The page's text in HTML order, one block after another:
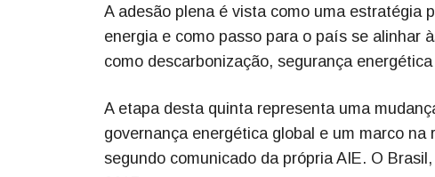
A adesão plena é vista como uma estratégia
energia e como passo para o país se alinhar
como descarbonização, segurança
A etapa desta quinta representa uma
governança energética global e um marco
segundo comunicado da própria AIE. O